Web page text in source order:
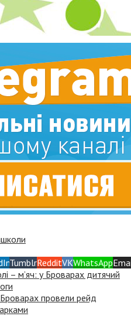
школи
TumblrRedditVKWhatsApp
– м’яч: у Броварах дитячий
провели рейд